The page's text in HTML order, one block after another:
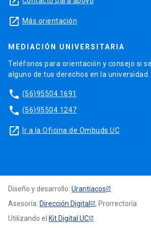
launch Más orientación
MEDIACIÓN UNIVERSITARIA
Teléfonos para orientación y consejo si
alguno de tus derechos en la universidad.
phone (56)95504 1691
phone (56)95504 1247
launch Ir a la Oficina de Ombuds UC
Diseño y desarrollo: Urantiacos
Asesoría: Dirección Digital
, Prorrectoría
Utilizando el Kit Digital UC